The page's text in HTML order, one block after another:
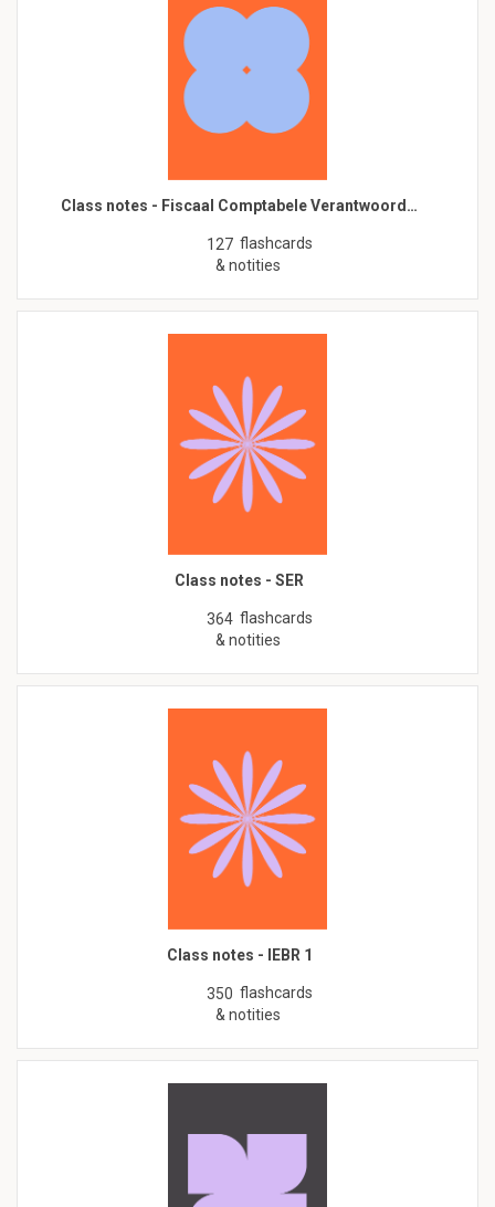
Class notes - Fiscaal Comptabele Verantwoord…
127 flashcards
& notities
Class notes - SER
364 flashcards
& notities
Class notes - IEBR 1
350 flashcards
& notities